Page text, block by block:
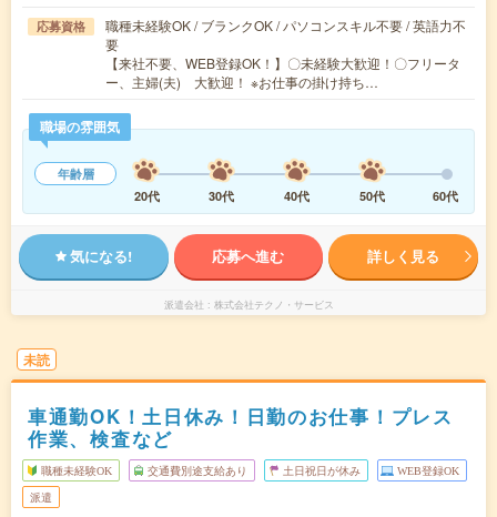
応募資格
職種未経験OK / ブランクOK / パソコンスキル不要 / 英語力不
要
【来社不要、WEB登録OK！】〇未経験大歓迎！〇フリータ
ー、主婦(夫) 大歓迎！ ※お仕事の掛け持ち…
職場の雰囲気
年齢層
20代
30代 40代 50代 60代
気になる! 応募へ進む 詳しく見る
派遣会社 株式会社テクノ・サービス
未読
車通勤OK！土日休み！日勤のお仕事！プレス
作業、検査など
職種未経験OK 交通費別途支給あり 土日祝日が休み WEB登録OK
派遣